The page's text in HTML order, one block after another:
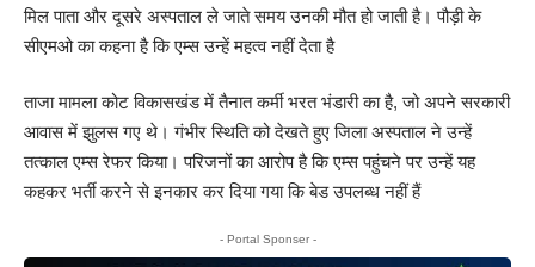
मिल पाता और दूसरे अस्पताल ले जाते समय उनकी मौत हो जाती है। पौड़ी के
सीएमओ का कहना है कि एम्स उन्हें महत्व नहीं देता है
ताजा मामला कोट विकासखंड में तैनात कर्मी भरत भंडारी का है, जो अपने सरकारी
आवास में झुलस गए थे। गंभीर स्थिति को देखते हुए जिला अस्पताल ने उन्हें
तत्काल एम्स रेफर किया। परिजनों का आरोप है कि एम्स पहुंचने पर उन्हें यह
कहकर भर्ती करने से इनकार कर दिया गया कि बेड उपलब्ध नहीं हैं
- Portal Sponser -